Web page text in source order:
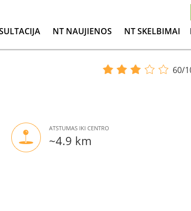
NT NAUJIENOS NT SKELBIMAI
60/
ATSTUMAS IKI CENTRO
~4.9 km